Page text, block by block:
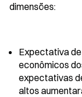
dimensões:
Expectativa
econômicos
expectativas
altos